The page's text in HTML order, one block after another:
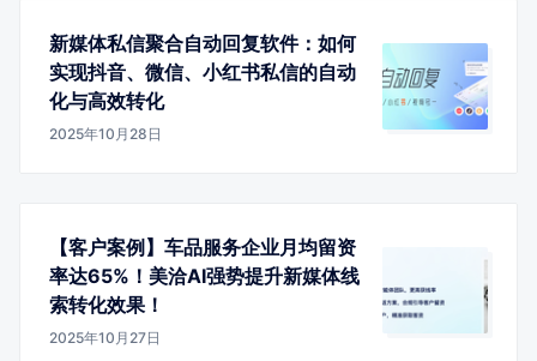
新媒体私信聚合自动回复软件：如何
实现抖音、微信、小红书私信的自动
化与高效转化
2025年10月28日
【客户案例】车品服务企业月均留资
率达65%！美洽AI强势提升新媒体线
索转化效果！
2025年10月27日